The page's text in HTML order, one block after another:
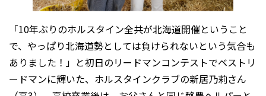
「10年ぶりのホルスタイン全共が北海道開催ということ
で、やっぱり北海道勢としては負けられないという気合も
ありました！」と初日のリードマンコンテストでベストリ
ードマンに輝いた、ホルスタインクラブの新居乃莉さん